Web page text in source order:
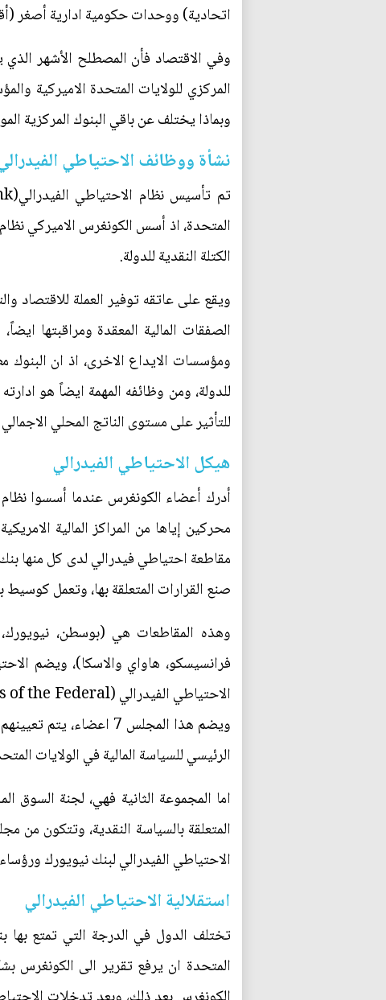
اتحادية) ووحدات حكومية ادارية أصغر
وفي الاقتصاد فأن المصطلح الأشهر الذي
المركزي للولايات المتحدة الاميركية
وبماذا يختلف عن باقي البنوك المركزية
نشأة ووظائف الاحتياطي
المتحدة، اذ أسس الكونغرس الاميركي
الكتلة النقدية للدولة.
ويقع على عاتقه توفير العملة للاقتصاد
الصفقات المالية المعقدة ومراقبتها
ومؤسسات الايداع الاخرى، اذ ان البنوك
للدولة، ومن وظائفه المهمة ايضاً هو
للتأثير على مستوى الناتج المحلي
هيكل الاحتياطي الفيدرالي
أدرك أعضاء الكونغرس عندما أسسوا
مقاطعة احتياطي فيدرالي لدى كل منها
صنع القرارات المتعلقة بها، وتعمل كوسيط
وهذه المقاطعات هي (بوسطن، نيويورك،
فرانسيسكو، هاواي والاسكا)، ويضم
الرئيسي للسياسة المالية في الولايات
الاحتياطي الفيدرالي لبنك نيويورك
استقلالية الاحتياطي الفيدرالي
تختلف الدول في الدرجة التي تمتع بها
المتحدة ان يرفع تقرير الى الكونغرس